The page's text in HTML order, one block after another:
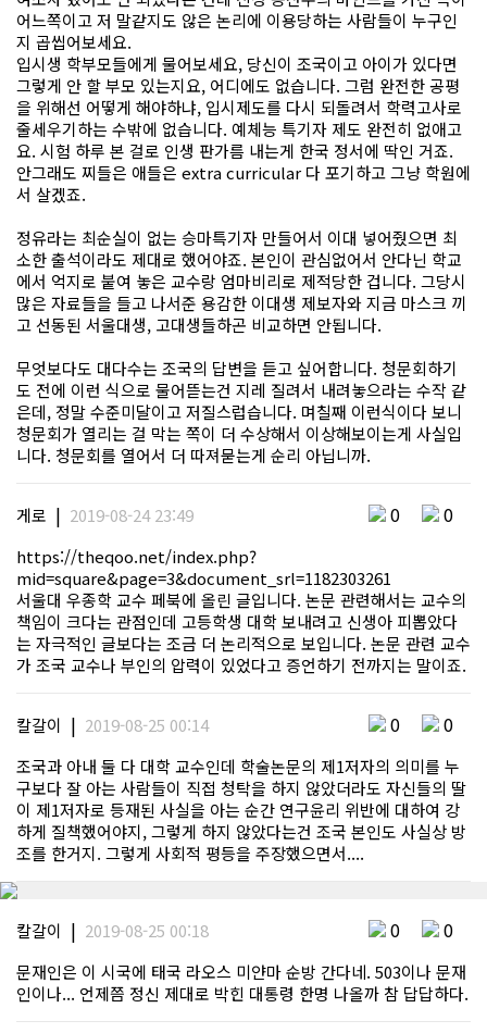
어느쪽이고 저 말같지도 않은 논리에 이용당하는 사람들이 누구인
지 곱씹어보세요.
입시생 학부모들에게 물어보세요, 당신이 조국이고 아이가 있다면
그렇게 안 할 부모 있는지요, 어디에도 없습니다. 그럼 완전한 공평
을 위해선 어떻게 해야하냐, 입시제도를 다시 되돌려서 학력고사로
줄세우기하는 수밖에 없습니다. 예체능 특기자 제도 완전히 없애고
요. 시험 하루 본 걸로 인생 판가름 내는게 한국 정서에 딱인 거죠.
안그래도 찌들은 애들은 extra curricular 다 포기하고 그냥 학원에
서 살겠죠.
정유라는 최순실이 없는 승마특기자 만들어서 이대 넣어줬으면 최
소한 출석이라도 제대로 했어야죠. 본인이 관심없어서 안다닌 학교
에서 억지로 붙여 놓은 교수랑 엄마비리로 제적당한 겁니다. 그당시
많은 자료들을 들고 나서준 용감한 이대생 제보자와 지금 마스크 끼
고 선동된 서울대생, 고대생들하곤 비교하면 안됩니다.
무엇보다도 대다수는 조국의 답변을 듣고 싶어합니다. 청문회하기
도 전에 이런 식으로 물어뜯는건 지레 질려서 내려놓으라는 수작 같
은데, 정말 수준미달이고 저질스럽습니다. 며칠째 이런식이다 보니
청문회가 열리는 걸 막는 쪽이 더 수상해서 이상해보이는게 사실입
니다. 청문회를 열어서 더 따져묻는게 순리 아닙니까.
게로 | 2019-08-24 23:49 0 0
https://theqoo.net/index.php?
mid=square&page=3&document_srl=1182303261
서울대 우종학 교수 페북에 올린 글입니다. 논문 관련해서는 교수의
책임이 크다는 관점인데 고등학생 대학 보내려고 신생아 피뽑았다
는 자극적인 글보다는 조금 더 논리적으로 보입니다. 논문 관련 교수
가 조국 교수나 부인의 압력이 있었다고 증언하기 전까지는 말이죠.
칼갈이 | 2019-08-25 00:14 0 0
조국과 아내 둘 다 대학 교수인데 학술논문의 제1저자의 의미를 누
구보다 잘 아는 사람들이 직접 청탁을 하지 않았더라도 자신들의 딸
이 제1저자로 등재된 사실을 아는 순간 연구윤리 위반에 대하여 강
하게 질책했어야지, 그렇게 하지 않았다는건 조국 본인도 사실상 방
조를 한거지. 그렇게 사회적 평등을 주장했으면서....
칼갈이 | 2019-08-25 00:18 0 0
문재인은 이 시국에 태국 라오스 미얀마 순방 간다네. 503이나 문재
인이나... 언제쯤 정신 제대로 박힌 대통령 한명 나올까 참 답답하다.